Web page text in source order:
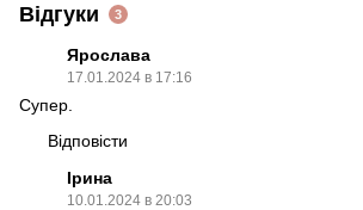
Відгуки 3
Ярослава
17.01.2024 в 17:16
Супер.
Відповісти
Ірина
10.01.2024 в 20:03